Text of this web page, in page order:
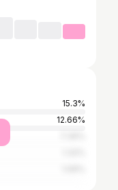
15.3%
12.66%